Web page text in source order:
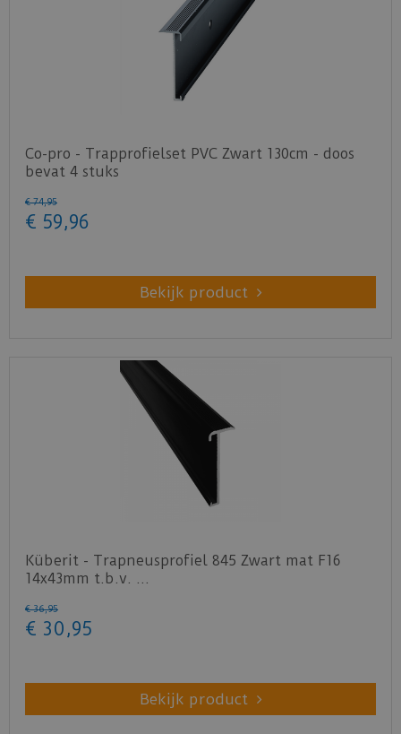
Co-pro - Trapprofielset PVC Zwart 130cm - doos
bevat 4 stuks
€ 74,95
€ 59,96
Bekijk product
Küberit - Trapneusprofiel 845 Zwart mat F16
14x43mm t.b.v. …
€ 36,95
€ 30 ,95
Bekijk product